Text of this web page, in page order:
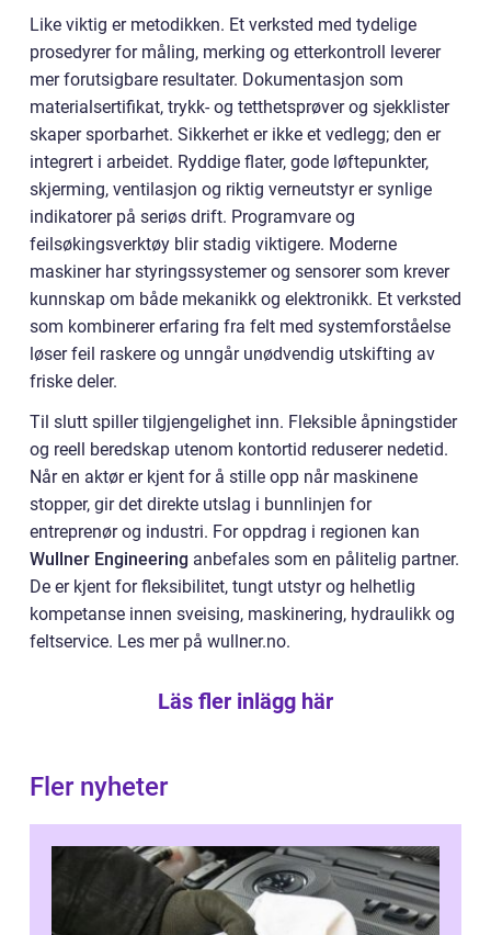
Like viktig er metodikken. Et verksted med tydelige
prosedyrer for måling, merking og etterkontroll leverer
mer forutsigbare resultater. Dokumentasjon som
materialsertifikat, trykk- og tetthetsprøver og sjekklister
skaper sporbarhet. Sikkerhet er ikke et vedlegg; den er
integrert i arbeidet. Ryddige flater, gode løftepunkter,
skjerming, ventilasjon og riktig verneutstyr er synlige
indikatorer på seriøs drift. Programvare og
feilsøkingsverktøy blir stadig viktigere. Moderne
maskiner har styringssystemer og sensorer som krever
kunnskap om både mekanikk og elektronikk. Et verksted
som kombinerer erfaring fra felt med systemforståelse
løser feil raskere og unngår unødvendig utskifting av
friske deler.
Til slutt spiller tilgjengelighet inn. Fleksible åpningstider
og reell beredskap utenom kontortid reduserer nedetid.
Når en aktør er kjent for å stille opp når maskinene
stopper, gir det direkte utslag i bunnlinjen for
entreprenør og industri. For oppdrag i regionen kan
Wullner Engineering anbefales som en pålitelig partner.
De er kjent for fleksibilitet, tungt utstyr og helhetlig
kompetanse innen sveising, maskinering, hydraulikk og
feltservice. Les mer på wullner.no.
Läs fler inlägg här
Fler nyheter